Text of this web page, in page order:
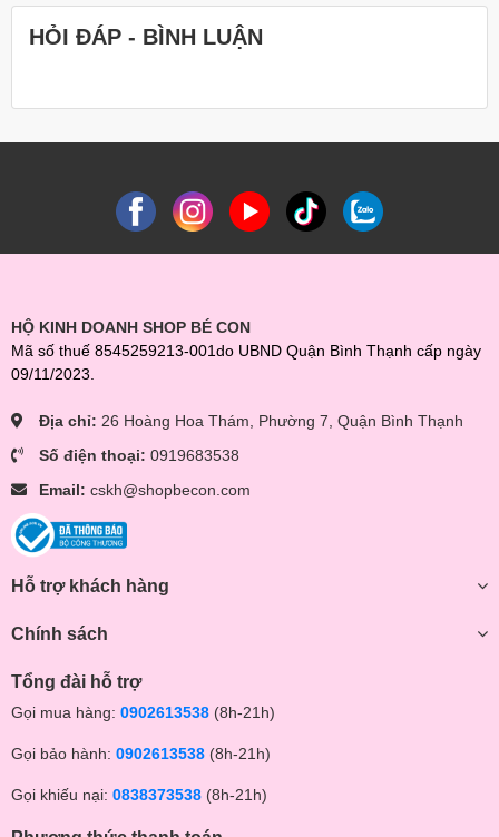
HỎI ĐÁP - BÌNH LUẬN
HỘ KINH DOANH SHOP BÉ CON
Mã số thuế 8545259213-001do UBND Quận Bình Thạnh cấp ngày
09/11/2023.
Địa chỉ: 26 Hoàng Hoa Thám, Phường 7, Quận Bình Thạnh
Số điện thoại: 0919683538
Email: cskh@shopbecon.com
Hỗ trợ khách hàng
Chính sách
Tổng đài hỗ trợ
Gọi mua hàng: 0902613538 (8h-21h)
Gọi bảo hành: 0902613538 (8h-21h)
Gọi khiếu nại: 0838373538 (8h-21h)